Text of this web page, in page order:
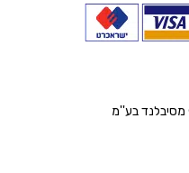
מסיבלנד בע''מ